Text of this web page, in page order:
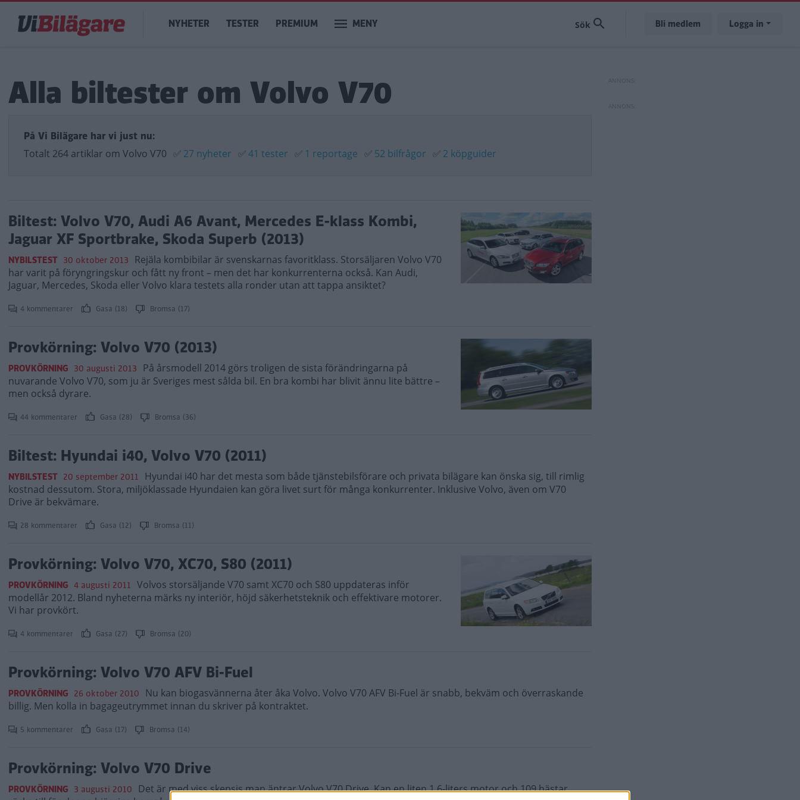
huvudinnehåll
Main
navigation
NYHETER TESTER PREMIUM MENY Bli medlem Logga in
Alla biltester om Volvo V70
På Vi Bilägare har vi just nu:
Totalt 264 artiklar om Volvo V70 ✅ 27 nyheter ✅41 tester ✅ 1 reportage ✅ 52 bilfrågor ✅ 2 köpguider
Biltest: Volvo V70, Audi A6 Avant, Mercedes E-klass Kombi,
Jaguar XF Sportbrake, Skoda Superb (2013)
NYBILSTEST 30 oktober 2013 Rejäla kombibilar är svenskarnas favoritklass. Storsäljaren Volvo V70
har varit på föryngringskur och fått ny front – men det har konkurrenterna också. Kan Audi,
Jaguar, Mercedes, Skoda eller Volvo klara testets alla ronder utan att tappa ansiktet?
4 kommentarer Gasa (18) Bromsa (17)
Provkörning: Volvo V70 (2013)
PROVKÖRNING 30 augusti 2013 På årsmodell 2014 görs troligen de sista förändringarna på
nuvarande Volvo V70, som ju är Sveriges mest sålda bil. En bra kombi har blivit ännu lite bättre –
men också dyrare.
44 kommentarer Gasa (28) Bromsa (36)
Biltest: Hyundai i40, Volvo V70 (2011)
NYBILSTEST 20 september 2011 Hyundai i40 har det mesta som både tjänstebilsförare och privata bilägare kan önska sig, till rimlig
kostnad dessutom. Stora, miljöklassade Hyundaien kan göra livet surt för många konkurrenter. Inklusive Volvo, även om V70
Drive är bekvämare.
28 kommentarer Gasa (12) Bromsa (11)
Provkörning: Volvo V70, XC70, S80 (2011)
PROVKÖRNING 4 augusti 2011 Volvos storsäljande V70 samt XC70 och S80 uppdateras inför
modellår 2012. Bland nyheterna märks ny interiör, höjd säkerhetsteknik och effektivare motorer.
Vi har provkört.
4 kommentarer Gasa (27) Bromsa (20)
Provkörning: Volvo V70 AFV Bi-Fuel
PROVKÖRNING 26 oktober 2010 Nu kan biogasvännerna åter åka Volvo. Volvo V70 AFV Bi-Fuel är snabb, bekväm och överraskande
billig. Men kolla in bagageutrymmet innan du skriver på kontraktet.
5 kommentarer Gasa (17) Bromsa (14)
Provkörning: Volvo V70 Drive
PROVKÖRNING 3 augusti 2010 Det är med viss skepsis man äntrar Volvo V70 Drive. Kan en liten 1,6-liters motor och 109 hästar